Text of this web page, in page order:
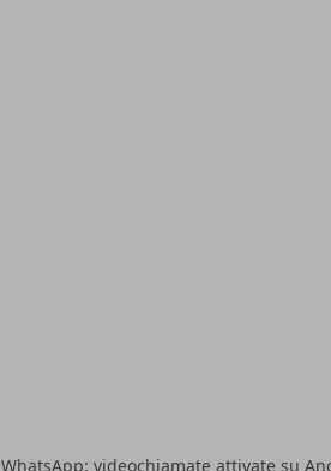
WhatsApp: videochiamate attivate su